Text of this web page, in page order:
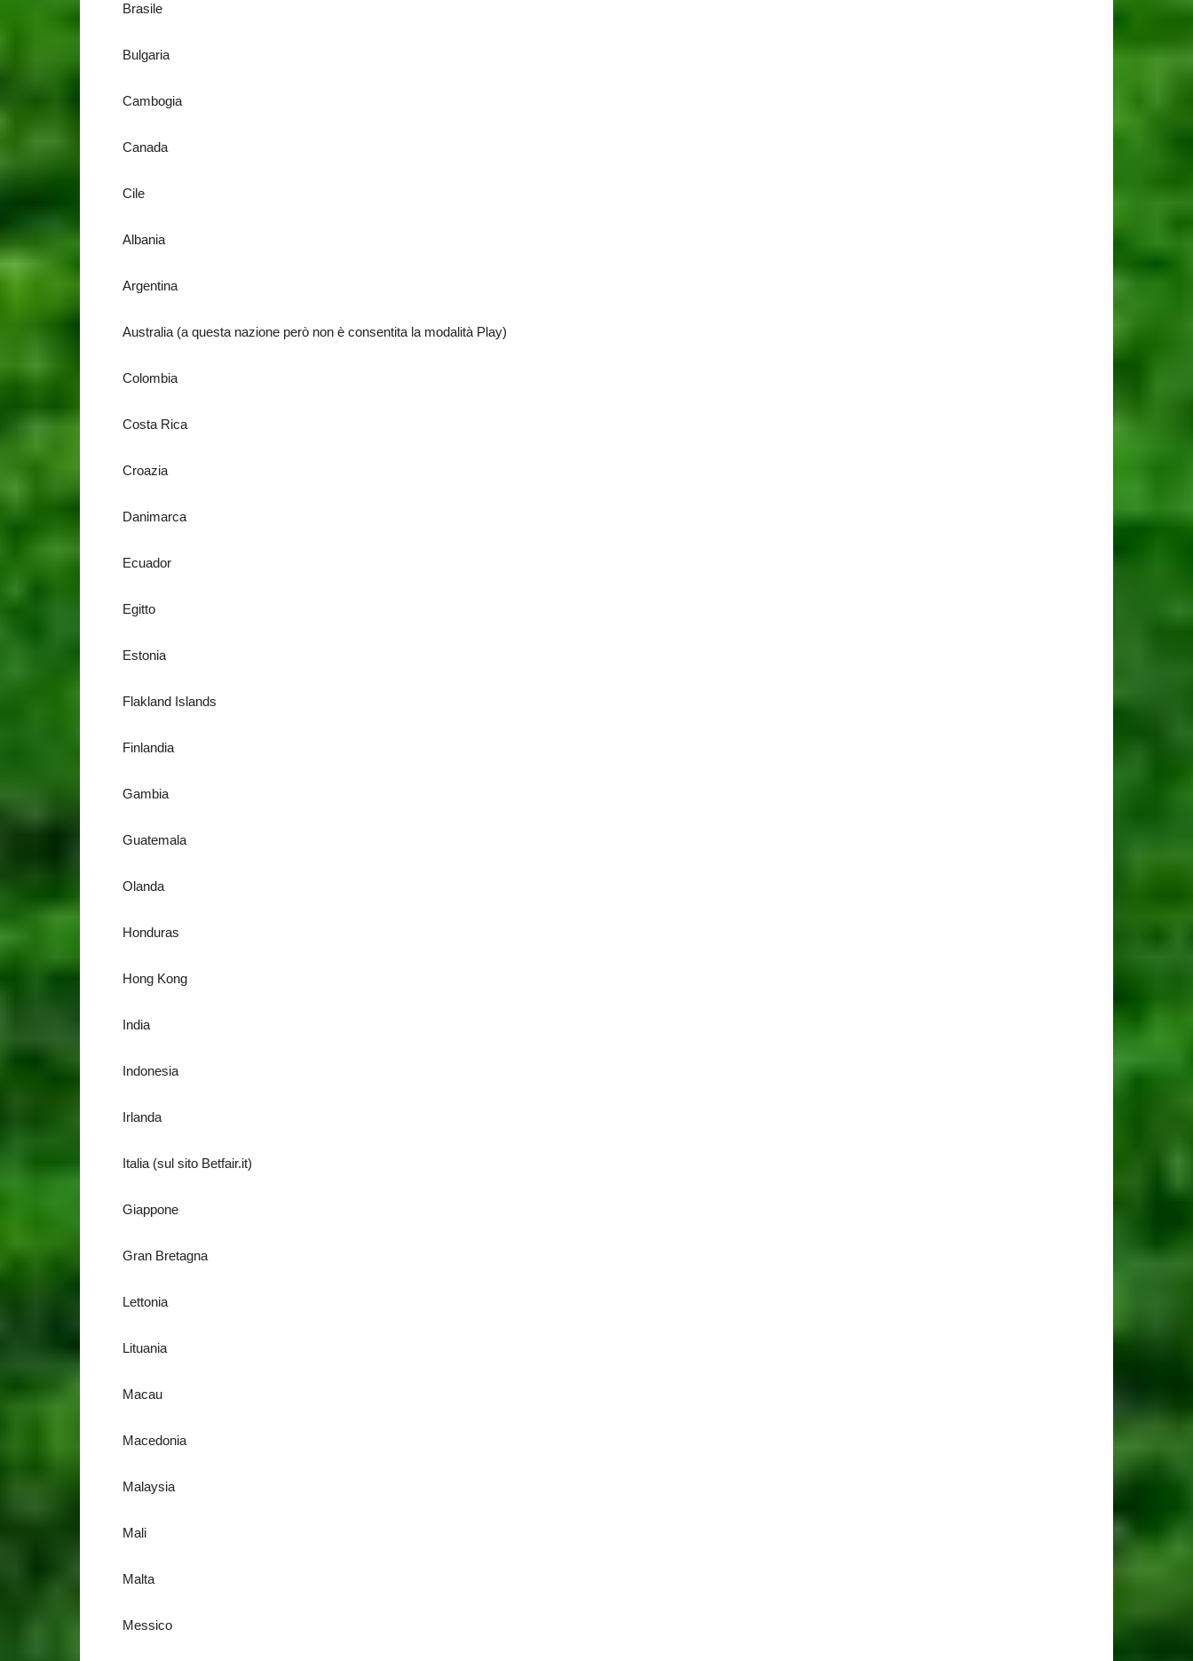
Brasile
Bulgaria
Cambogia
Canada
Cile
Albania
Argentina
Australia (a questa nazione però non è consentita la modalità Play)
Colombia
Costa Rica
Croazia
Danimarca
Ecuador
Egitto
Estonia
Flakland Islands
Finlandia
Gambia
Guatemala
Olanda
Honduras
Hong Kong
India
Indonesia
Irlanda
Italia (sul sito Betfair.it)
Giappone
Gran Bretagna
Lettonia
Lituania
Macau
Macedonia
Malaysia
Mali
Malta
Messico